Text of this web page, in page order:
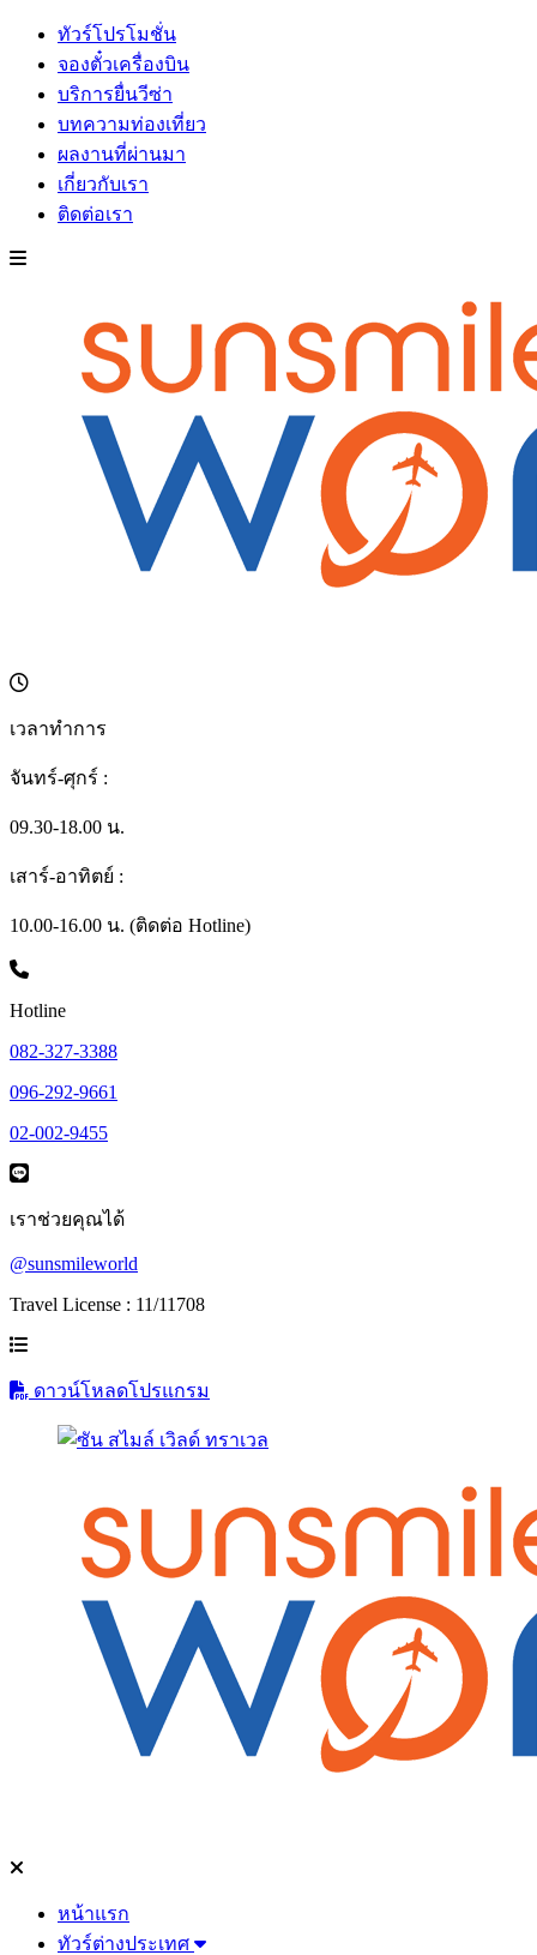
ทัวร์โปรโมชั่น
จองตั๋วเครื่องบิน
บริการยื่นวีซ่า
บทความท่องเที่ยว
ผลงานที่ผ่านมา
เกี่ยวกับเรา
ติดต่อเรา
เวลาทำการ
จันทร์-ศุกร์ :
09.30-18.00 น.
เสาร์-อาทิตย์ :
10.00-16.00 น. (ติดต่อ Hotline)
Hotline
082-327-3388
096-292-9661
02-002-9455
เราช่วยคุณได้
@sunsmileworld
Travel License : 11/11708
ดาวน์โหลดโปรแกรม
หน้าแรก
ทัวร์ต่างประเทศ